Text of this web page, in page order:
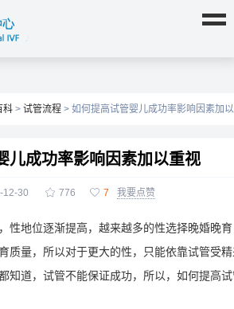
科 > 试管流程 > 如何提高试管婴儿成功率影响因素加
儿成功率影响因素加以重视
12-30  776  7 我要点赞
地位逐渐提高，越来越多的性选择晚婚晚育
质量，所以对于更大的性，只能依靠试管受
知道，试管不能保证成功，所以，如何提高